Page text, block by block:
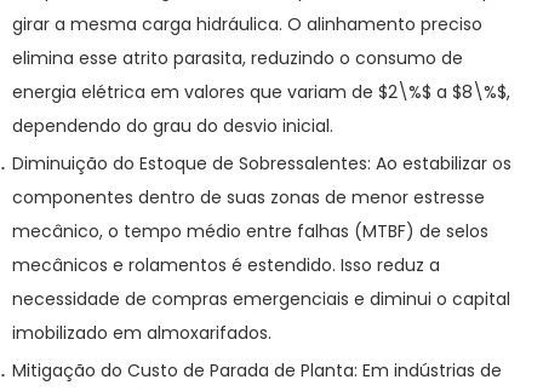
girar a mesma carga hidráulica. O alinhamento preciso
elimina esse atrito parasita, reduzindo o consumo de
energia elétrica em valores que variam de $2\%$ a $8\%$,
dependendo do grau do desvio inicial.
Diminuição do Estoque de Sobressalentes: Ao estabilizar os
componentes dentro de suas zonas de menor estresse
mecânico, o tempo médio entre falhas (MTBF) de selos
mecânicos e rolamentos é estendido. Isso reduz a
necessidade de compras emergenciais e diminui o capital
imobilizado em almoxarifados.
Mitigação do Custo de Parada de Planta: Em indústrias de